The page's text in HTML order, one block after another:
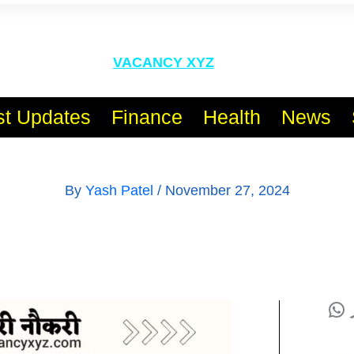
VACANCY XYZ
Updates Finance Health News
By Yash Patel / November 27, 2024
WhatsApp